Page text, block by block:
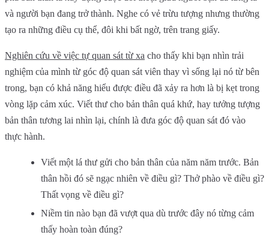
và người bạn đang trở thành. Nghe có vẻ trừu tượng nhưng thường
tạo ra những điều cụ thể, đôi khi bất ngờ, trên trang giấy.
Nghiên cứu về việc tự quan sát từ xa cho thấy khi bạn nhìn trải
nghiệm của mình từ góc độ quan sát viên thay vì sống lại nó từ bên
trong, bạn có khả năng hiểu được điều đã xảy ra hơn là bị kẹt trong
vòng lặp cảm xúc. Viết thư cho bản thân quá khứ, hay tưởng tượng
bản thân tương lai nhìn lại, chính là đưa góc độ quan sát đó vào
thực hành.
Viết một lá thư gửi cho bản thân của năm năm trước. Bản
thân hồi đó sẽ ngạc nhiên về điều gì? Thở phào về điều gì?
Thất vọng về điều gì?
Niềm tin nào bạn đã vượt qua dù trước đây nó từng cảm
thấy hoàn toàn đúng?